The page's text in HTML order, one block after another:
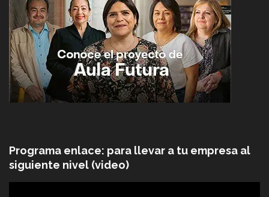
Programa enlace: para llevar a tu empresa al
siguiente nivel (video)